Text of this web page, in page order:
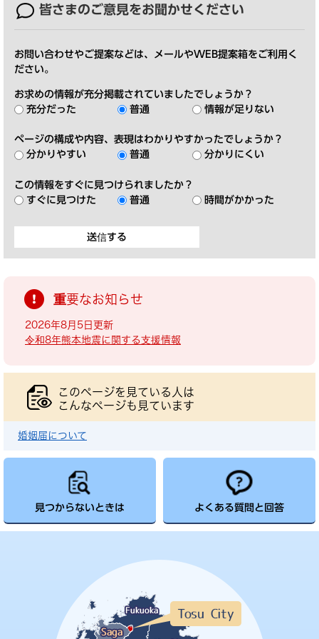
皆さまのご意見をお聞かせください
お問い合わせやご提案などは、メールやWEB提案箱をご利用く
ださい。
お求めの情報が充分掲載されていましたでしょうか？
充分だった
普通 情報が足りない
ページの構成や内容、表現はわかりやすかったでしょうか？
分かりやすい
普通 分かりにくい
この情報をすぐに見つけられましたか？
すぐに見つけた
普通 時間がかかった
重要なお知らせ
2026年8月5日更新
令和8年熊本地震に関する支援情報
このページを見ている人は
こんなページも見ています
婚姻届について
見つからないときは よくある質問と回答